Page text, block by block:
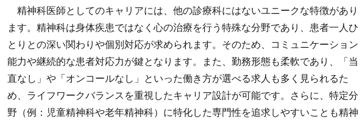
精神科医師としてのキャリアには、他の診療科にはないユニークな特徴があり
ます。精神科は身体疾患ではなく心の治療を行う特殊な分野であり、患者一人ひ
とりとの深い関わりや個別対応が求められます。そのため、コミュニケーション
能力や継続的な患者対応力が鍵となります。また、勤務形態も柔軟であり、「当
直なし」や「オンコールなし」といった働き方が選べる求人も多く見られるた
め、ライフワークバランスを重視したキャリア設計が可能です。さらに、特定分
野（例：児童精神科や老年精神科）に特化した専門性を追求しやすいことも精神